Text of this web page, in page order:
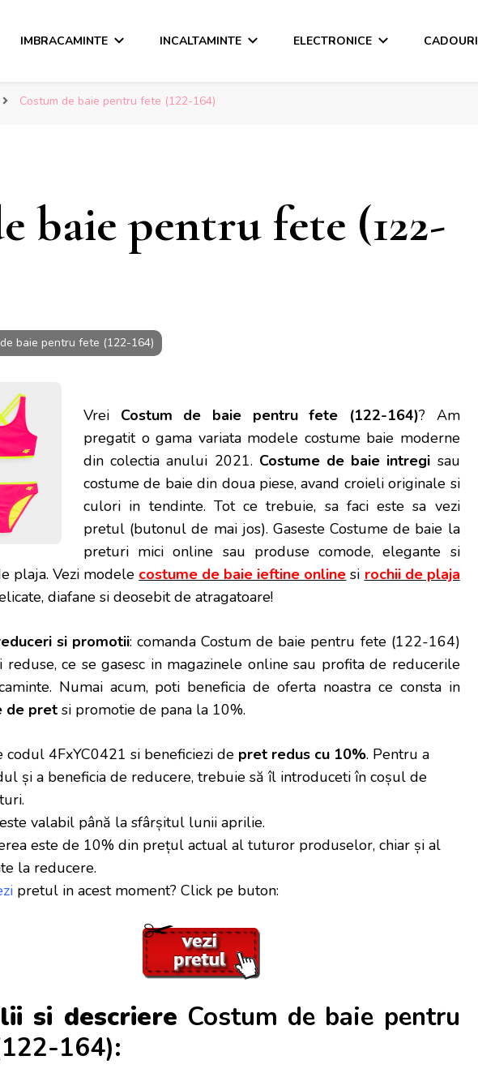
IMBRACAMINTE INCALTAMINTE ELECTRONICE CADOURI
Costum de baie pentru fete (122-164)
baie pentru fete (122-
baie pentru fete (122-164)
Vrei Costum de baie pentru fete (122-164)? Am
pregatit o gama variata modele costume baie moderne
din colectia anului 2021. Costume de baie intregi sau
costume de baie din doua piese, avand croieli originale si
culori in tendinte. Tot ce trebuie, sa faci este sa vezi
pretul (butonul de mai jos). Gaseste Costume de baie la
preturi mici online sau produse comode, elegante si
plaja. Vezi modele costume de baie ieftine online si rochii de plaja
diafane si deosebit de atragatoare!
si promotii: comanda Costum de baie pentru fete (122-164)
ce se gasesc in magazinele online sau profita de reducerile
Numai acum, poti beneficia de oferta noastra ce consta in
de pret si promotie de pana la 10%.
codul 4FxYC0421 si beneficiezi de pret redus cu 10%. Pentru a
și a beneficia de reducere, trebuie să îl introduceti în coșul de
valabil până la sfârșitul lunii aprilie.
este de 10% din prețul actual al tuturor produselor, chiar și al
la reducere.
pretul in acest moment? Click pe buton:
si descriere Costum de baie pentru
164):